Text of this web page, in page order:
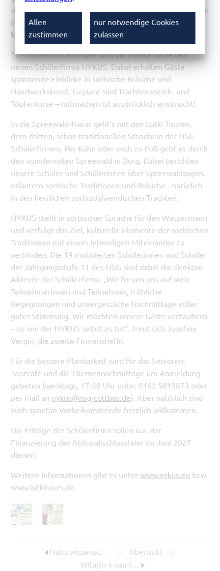
und Kaffee, je ein Gedeck ist im Eintrittspreis von sieben
Euro inbegriffen.
Start ist am 15. Dezember um 16
Uhr.
Themenveranstaltungen sind die zweite Säule der
neuen Schülerfirma NYKUS. Dabei erhalten Gäste
spannende Einblicke in sorbische Bräuche und
Handwerkskunst. Geplant sind Trachtenanzieh- und
Töpferkurse – mitmachen ist ausdrücklich erwünscht!
In die Spreewald-Natur geht’s mit den Lutki Touren,
dem dritten, schon traditionellen Standbein der NSG-
Schülerfirmen. Per Kahn oder auch zu Fuß geht es durch
den wundervollen Spreewald in Burg. Dabei berichten
unsere Schüler und Schülerinnen über Spreewaldsagen,
erläutern sorbische Traditionen und Bräuche - natürlich
in den herrlichen sorbisch/wendischen Trachten.
NYKUS steht in sorbischer Sprache für den Wassermann
und verfolgt das Ziel, kulturelle Elemente der sorbischen
Traditionen mit einem lebendigen Miteinander zu
verbinden. Die 19 motivierten Schülerinnen und Schüler
der Jahrgangsstufe 11 des NSG sind dabei die direkten
Akteure der Schülerfirma. „Wir freuen uns auf viele
Teilnehmerinnen und Teilnehmer, fröhliche
Begegnungen und unvergessliche Nachmittage voller
guter Stimmung. Wir möchten unsere Gäste verzaubern
– so wie der NYKUS selbst es tut“, freut sich Josefine
Vergin, die zweite Firmenchefin.
Für die bessere Planbarkeit wird für das Senioren-
Tanzcafé und die Themennachmittage um Anmeldung
gebeten (werktags, 17-20 Uhr unter 0162 5815873 oder
per Mail an nykus@nsg-cottbus.de). Aber natürlich sind
auch spontan Vorbeikommende herzlich willkommen.
Die Erträge der Schülerfirma sollen u.a. der
Finanzierung der Abiturabschlussfeier im Juni 2027
dienen.
Weitere Informationen gibt es unterwww.nykus.eu bzw.
www.lutkitours.de.
Übersicht
Allen
zustimmen
nur notwendige Cookies
zulassen